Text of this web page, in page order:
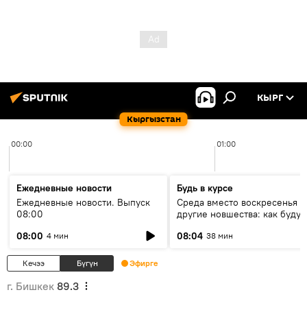
Кыргызстан
КЫРГ
00:00 01:00
Ежедневные новости
Ежедневные новости. Выпуск
08:00
08:00 4 мин
Будь в курсе
Среда вместо воскресенья и
другие новшества: как будут
08:04 38 мин
Кечээ Бүгүн Эфирге
г. Бишкек 89.3